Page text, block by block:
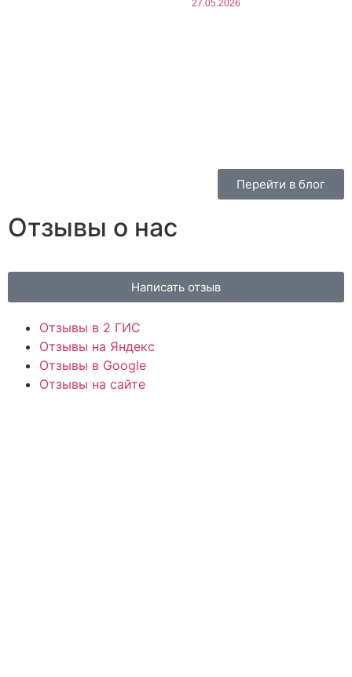
27.05.2026
Перейти в блог
Отзывы о нас
Написать отзыв
Отзывы в 2 ГИС
Отзывы на Яндекс
Отзывы в Google
Отзывы на сайте